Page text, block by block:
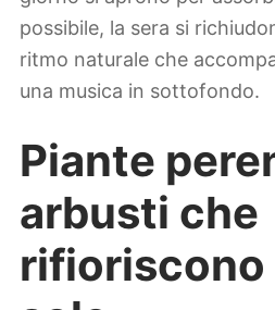
possibile, la sera si
ritmo naturale che
una musica in sottofondo.
Piante
arbusti che